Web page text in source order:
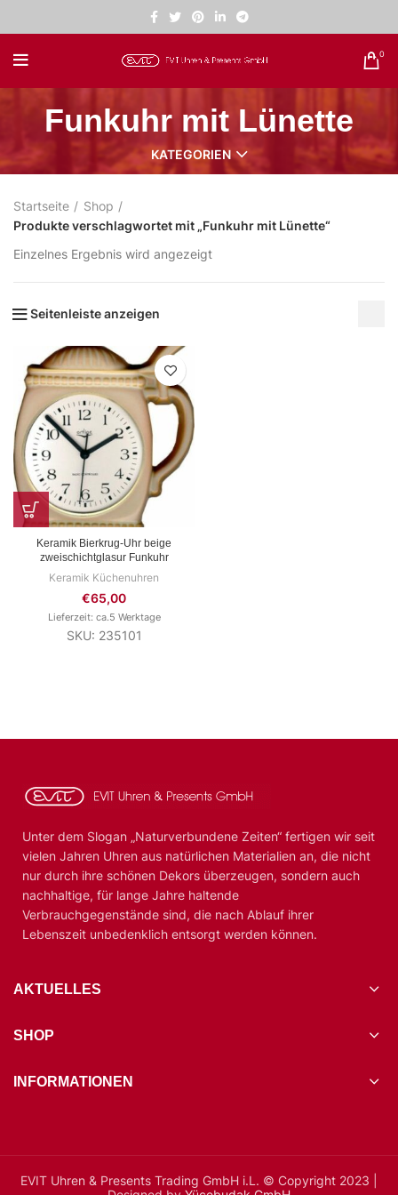
0
Funkuhr mit Lünette
KATEGORIEN
Startseite
Shop
Produkte verschlagwortet mit „Funkuhr mit Lünette“
Einzelnes Ergebnis wird angezeigt
Seitenleiste anzeigen
Keramik Bierkrug-Uhr beige
zweischichtglasur Funkuhr
Keramik Küchenuhren
€65,00
Lieferzeit: ca.5 Werktage
SKU: 235101
Unter dem Slogan „Naturverbundene Zeiten“ fertigen wir seit
vielen Jahren Uhren aus natürlichen Materialien an, die nicht
nur durch ihre schönen Dekors überzeugen, sondern auch
nachhaltige, für lange Jahre haltende
Verbrauchgegenstände sind, die nach Ablauf ihrer
Lebenszeit unbedenklich entsorgt werden können.
AKTUELLES
SHOP
INFORMATIONEN
EVIT Uhren & Presents Trading GmbH i.L. © Copyright 2023 |